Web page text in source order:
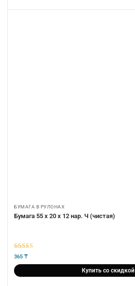
БУМАГА В РУЛОНАХ
Бумага 55 х 20 х 12 нар. Ч (чистая)
5из 5
365 ₸
Купить со скидкой